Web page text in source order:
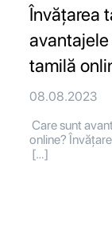
Învățarea
tamilă
08.08.2023
Care sunt
online?
[…]